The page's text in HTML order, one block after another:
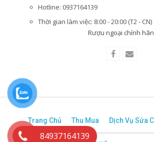
Hotline: 0937164139
Thời gian làm việc: 8:00 - 20:00 (T2 - CN)
Rượu ngoại chính
Trang Chủ Thu Mua Dịch Vụ Sửa
84937164139